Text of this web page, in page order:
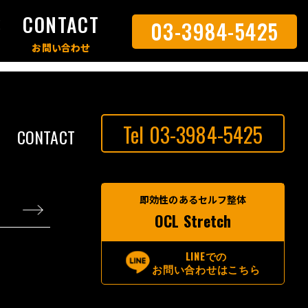
CONTACT 03-3984-5425
CONTACT Tel 03-3984-5425
即効性のあるセルフ整体
OCL Stretch
LINEでの
お問い合わせはこちら